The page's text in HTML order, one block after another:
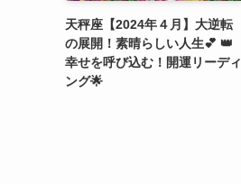
天秤座【2024年４月】大逆転
の展開！素晴らしい人生💕 👑
幸せを呼び込む！開運リーディ
ング🌟